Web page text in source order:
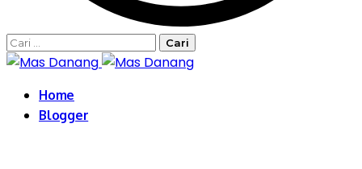
Cari
untuk:
Home
Blogger